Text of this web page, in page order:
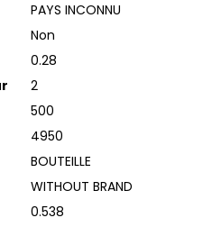
PAYS INCONNU
Non
0.28
2
500
4950
BOUTEILLE
WITHOUT BRAND
0.538